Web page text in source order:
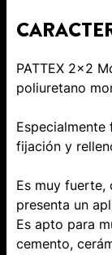
PATTEX 2x2
poliuretano
fijación y
Es muy fuerte,
presenta un
Es apto para
cemento,